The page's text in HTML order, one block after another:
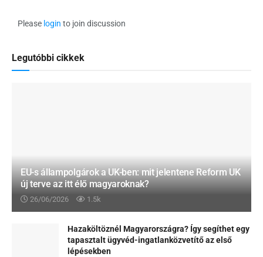
Please login to join discussion
Legutóbbi cikkek
EU-s állampolgárok a UK-ben: mit jelentene Reform UK
új terve az itt élő magyaroknak?
26/06/2026 1.5k
Hazaköltöznél Magyarországra? Így segíthet egy
tapasztalt ügyvéd-ingatlanközvetítő az első
lépésekben